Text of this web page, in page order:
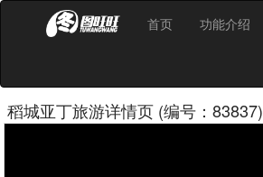
首页 功能介绍
稻城亚丁旅游详情页 (编号：83837)